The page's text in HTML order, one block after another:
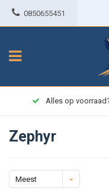
0850655451
Alles op
Zephyr
Meest